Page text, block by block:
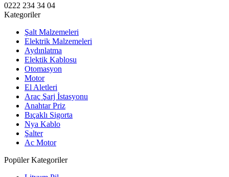
0222 234 34 04
Kategoriler
Şalt Malzemeleri
Elektrik Malzemeleri
Aydınlatma
Elektik Kablosu
Otomasyon
Motor
El Aletleri
Araç Şarj İstasyonu
Anahtar Priz
Bıçaklı Sigorta
Nya Kablo
Şalter
Ac Motor
Popüler Kategoriler